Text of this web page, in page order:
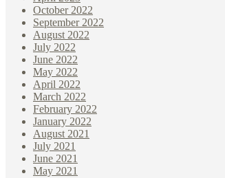
October 2022
September 2022
August 2022
July 2022
June 2022
May 2022
April 2022
March 2022
February 2022
January 2022
August 2021
July 2021
June 2021
May 2021